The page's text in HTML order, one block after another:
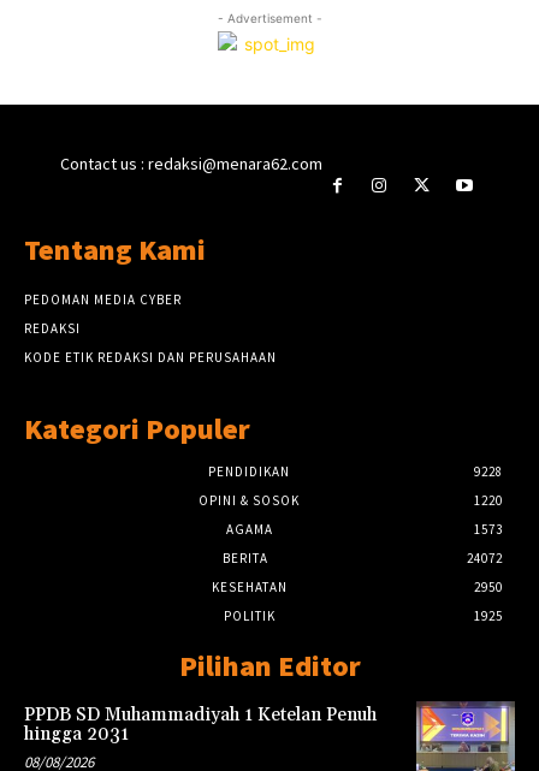
- Advertisement -
Contact us : redaksi@menara62.com
Tentang Kami
PEDOMAN MEDIA CYBER
REDAKSI
KODE ETIK REDAKSI DAN PERUSAHAAN
Kategori Populer
PENDIDIKAN
9228
OPINI & SOSOK
1220
AGAMA
1573
BERITA
24072
KESEHATAN
2950
POLITIK
1925
Pilihan Editor
PPDB SD Muhammadiyah 1 Ketelan Penuh
hingga 2031
08/08/2026